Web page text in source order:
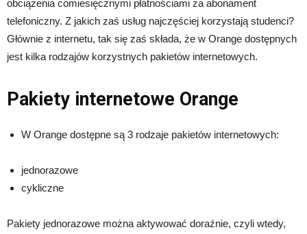
obciążenia comiesięcznymi płatnościami za abonament
telefoniczny. Z jakich zaś usług najczęściej korzystają studenci?
Głównie z internetu, tak się zaś składa, że w Orange dostępnych
jest kilka rodzajów korzystnych pakietów internetowych.
Pakiety internetowe Orange
W Orange dostępne są 3 rodzaje pakietów internetowych:
jednorazowe
cykliczne
Pakiety jednorazowe można aktywować doraźnie, czyli wtedy,